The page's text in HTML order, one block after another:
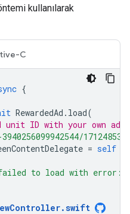
kullanılarak
C
{
RewardedAd . load(
unit ID with your own ad
= self
failed to load with error:
.swift